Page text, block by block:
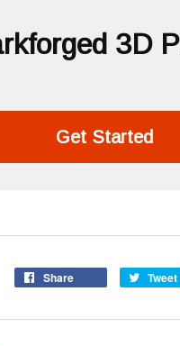
3D
Get Started
Share Tweet